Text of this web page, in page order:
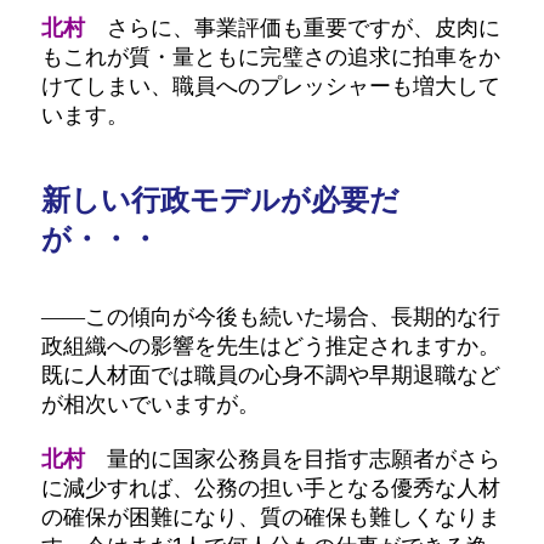
北村さらに、事業評価も重要ですが、皮肉に
もこれが質・量ともに完璧さの追求に拍車をか
けてしまい、職員へのプレッシャーも増大して
います。
新しい行政モデルが必要だ
が・・・
――この傾向が今後も続いた場合、長期的な行
政組織への影響を先生はどう推定されますか。
既に人材面では職員の心身不調や早期退職など
が相次いでいますが。
北村量的に国家公務員を目指す志願者がさら
に減少すれば、公務の担い手となる優秀な人材
の確保が困難になり、質の確保も難しくなりま